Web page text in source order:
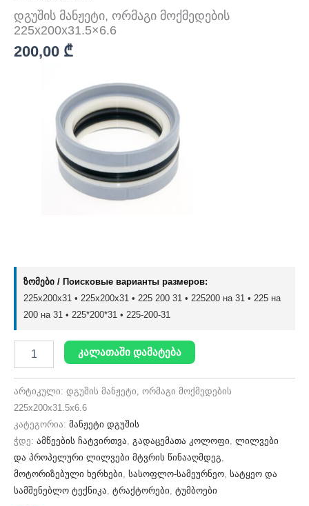
დგუშის მანჟეტი, ორმაგი მოქმედების
225x200x31.5×6.6
200,00 ₾
ზომები / Поисковые варианты размеров:
225x200x31 • 225х200х31 • 225 200 31 • 225200 на 31 • 225 на
200 на 31 • 225*200*31 • 225-200-31
კალათაში დამატება
არტიკული: დგუშის მანჟეტი, ორმაგი მოქმედების
225x200x31.5x6.6
კატეგორია: მანჟეტი დგუშის
ჭდე: ამწეების ჩატვირთვა, გადაცემათა კოლოფი, ლილვები
და პროპელური ლილვები მტვრის წინააღმდეგ,
მოტორიზებული ხერხები, სასოფლო-სამეურნეო, სატყეო და
სამშენებლო ტექნიკა, ტრაქტორები, ტუმბოები